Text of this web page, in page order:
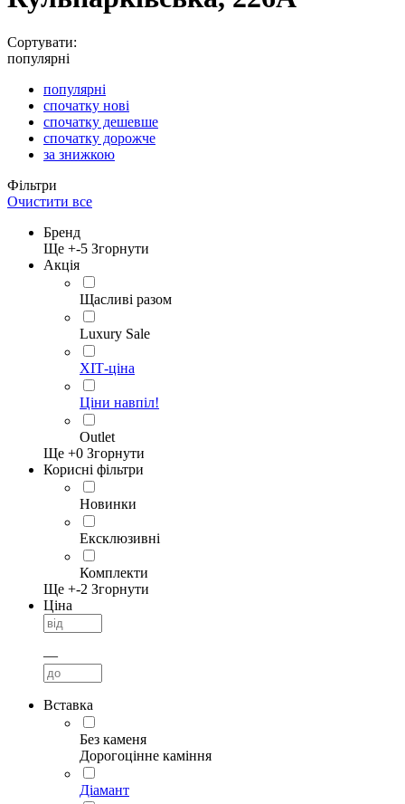
Сортувати:
популярні
популярні
спочатку нові
спочатку дешевше
спочатку дорожче
за знижкою
Фільтри
Очистити все
Бренд
Ще +-5 Згорнути
Акція
Щасливі разом
Luxury Sale
ХІТ-ціна
Ціни навпіл!
Outlet
Ще +0 Згорнути
Корисні фільтри
Новинки
Ексклюзивні
Комплекти
Ще +-2 Згорнути
Ціна
—
Вставка
Без каменя
Дорогоцінне каміння
Діамант